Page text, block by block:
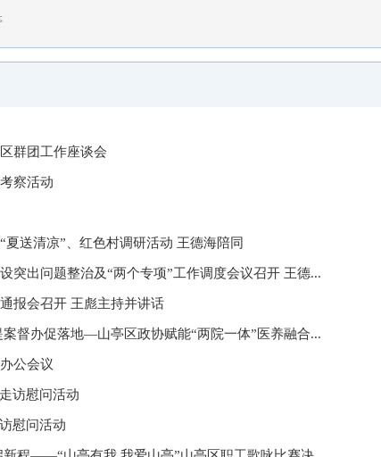
群团工作座谈会
察活动
夏送清凉”、红色村调研活动 王德海陪同
突出问题整治及“两个专项”工作调度会议召开 王德...
报会召开 王彪主持并讲话
督办促落地—山亭区政协赋能“两院一体”医养融合...
公会议
访慰问活动
慰问活动